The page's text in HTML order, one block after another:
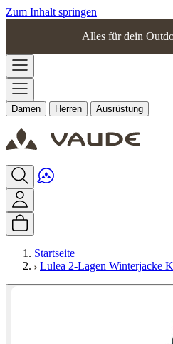
Zum Inhalt springen
Alles für dein
Damen Herren Ausrüstung
Startseite
Lulea 2-Lagen Winterjacke